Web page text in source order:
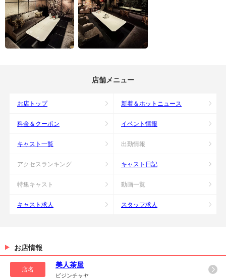
店舗メニュー
お店トップ 新着＆ホットニュース
料金＆クーポン イベント情報
キャスト一覧 出勤情報
アクセスランキング キャスト日記
特集キャスト 動画一覧
キャスト求人 スタッフ求人
お店情報
店名
美人茶屋
ビジンチャヤ